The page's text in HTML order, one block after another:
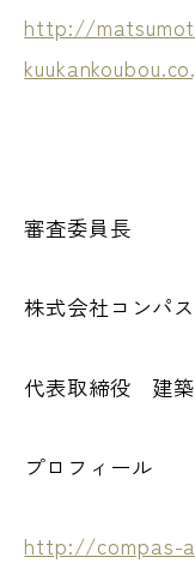
http://
審査委員長
株式会社コンパ
代表取締役 建
プロフィール
http://compas-